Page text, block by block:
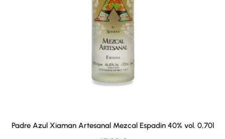
Padre Azul Xiaman Artesanal Mezcal Espadin 40% vol. 0,70l